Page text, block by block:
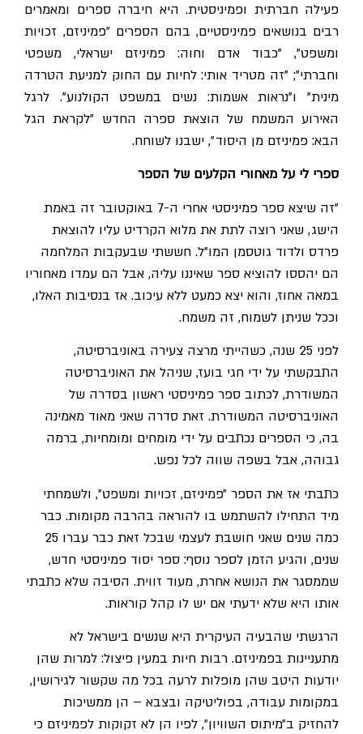
פעילה חברתית ופמיניסטית. היא חיברה ספרים ומאמרים
רבים בנושאים פמיניסטיים, בהם הספרים "פמיניזם, זכויות
ומשפט", "כבוד אדם וחוה: פמיניזם ישראלי, משפטי
וחברתי"; "זה מטריד אותי: לחיות עם החוק למניעת הטרדה
מינית" ו"נראות אשמות: נשים במשפט הקולנוע". לרגל
האירוע המשמח של הוצאת ספרה החדש ״לקראת הגל
הבא: פמיניזם מן היסוד״, ישבנו לשוחח.
ספרי לי על מאחורי הקלעים של הספר
"זה שיצא ספר פמיניסטי אחרי ה-7 באוקטובר זה באמת
הישג, שאני רוצה לתת את מלוא הקרדיט עליו להוצאת
פרדס ולדוד גוטסמן המו״ל.חששתי שבעקבות המלחמה
הם יהססו להוציא ספר שאיננו עליה, אבל הם עמדו מאחוריו
במאה אחוז, והוא יצא כמעט ללא עיכוב. אז בנסיבות האלו,
וככל שניתן לשמוח, זה משמח.
לפני 25 שנה, כשהייתי מרצה צעירה באוניברסיטה,
התבקשתי על ידי חגי בועז, שניהל את האוניברסיטה
המשודרת, לכתוב ספר פמיניסטי ראשון בסדרה של
האוניברסיטה המשודרת. זאת סדרה שאני מאוד מאמינה
בה, כי הספרים נכתבים על ידי מומחים ומומחיות, ברמה
גבוהה, אבל בשפה שווה לכל נפש.
כתבתי אז את הספר ״פמיניזם, זכויות ומשפט״, ולשמחתי
מיד התחילו להשתמש בו להוראה בהרבה מקומות. כבר
כמה שנים שאני חושבת לעצמי שבכל זאת כבר עברו 25
שנים, והגיע הזמן לספר נוסף: ספר יסוד פמיניסטי חדש,
שממסגר את הנושא אחרת, מעוד זווית. הסיבה שלא כתבתי
אותו היא שלא ידעתי אם יש לו קהל קוראות.
הרגשתי שהבעיה העיקרית היא שנשים בישראל לא
מתעניינות בפמיניזם. רבות חיות במעין פיצול: למרות שהן
יודעות היטב שהן מופלות לרעה בכל מה שקשור לגירושין,
במקומות עבודה, בפוליטיקה ובצבא – הן ממשיכות
להחזיק ב״מיתוס השוויון״, לפיו הן לא זקוקות לפמיניזם כי